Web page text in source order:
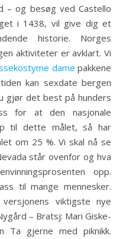
– og besøg ved Castello
i 1438, vil give dig et
historie. Norges
aktiviteter er avklart. Vi
dame pakkene
kan sexdate bergen
gjør det best på hunders
for at den nasjonale
til dette målet, så har
om 25 %. Vi skal nå se
står ovenfor og hva
opp.
til mange mennesker.
viktigste nye
– Bratsj: Mari Giske-
Ta gjerne med piknikk.